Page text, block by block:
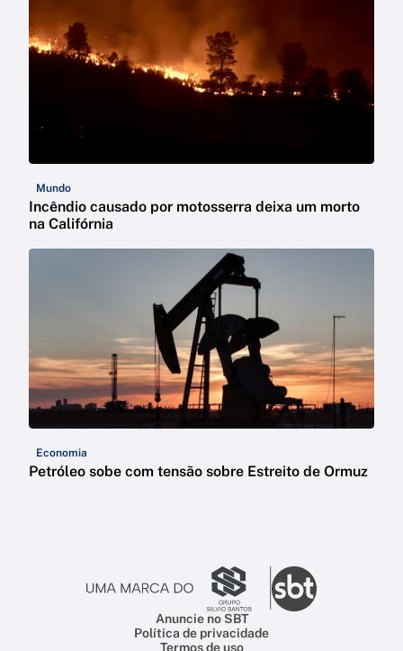
Mundo
Incêndio causado por motosserra deixa um morto
na Califórnia
Economia
Petróleo sobe com tensão sobre Estreito de Ormuz
Anuncie no SBT
Política de privacidade
Termos de uso